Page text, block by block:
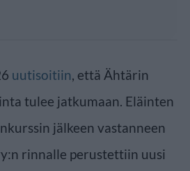
uutisoitiin, että Ähtärin
tulee jatkumaan. Eläinten
jälkeen vastanneen
rinnalle perustettiin uusi